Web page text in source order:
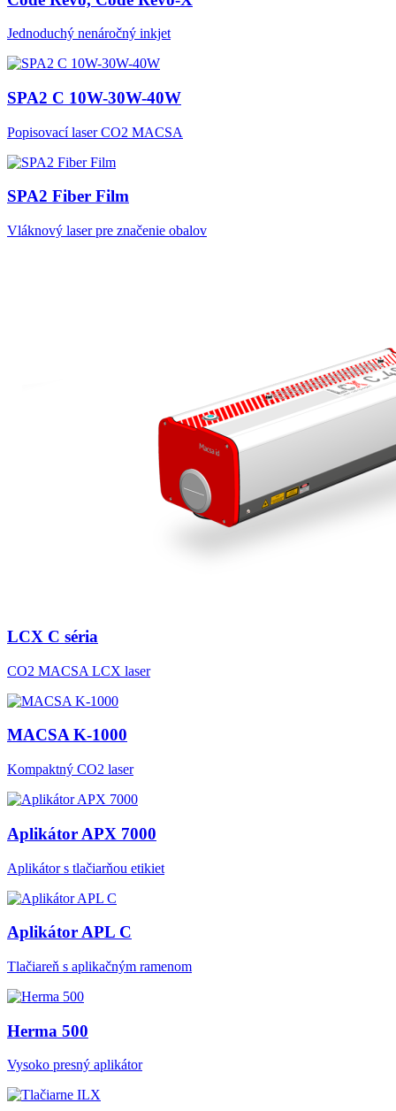
Jednoduchý nenáročný inkjet
SPA2 C 10W-30W-40W
Popisovací laser CO2 MACSA
SPA2 Fiber Film
Vláknový laser pre značenie obalov
LCX C séria
CO2 MACSA LCX laser
MACSA K-1000
Kompaktný CO2 laser
Aplikátor APX 7000
Aplikátor s tlačiarňou etikiet
Aplikátor APL C
Tlačiareň s aplikačným ramenom
Herma 500
Vysoko presný aplikátor